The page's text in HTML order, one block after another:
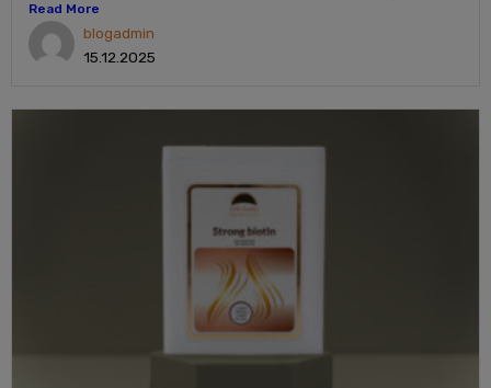
Read More
blogadmin
15.12.2025